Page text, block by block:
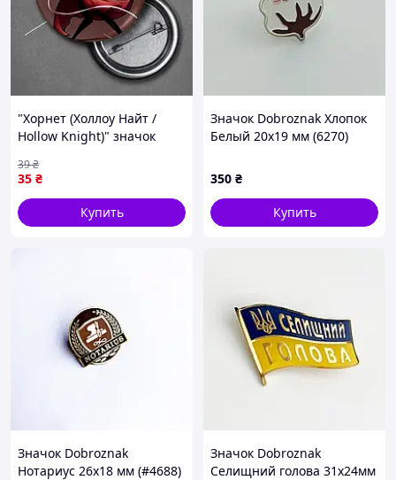
"Хорнет (Холлоу Найт /
Hollow Knight)" значок
мм
35 ₴
39₴
Купить
Значок Dobroznak Хлопок
Белый 20х19 мм (6270)
350 ₴
Купить
Значок Dobroznak
Нотариус 26х18 мм (#4688)
Значок Dobroznak
Селищний голова 31x24мм